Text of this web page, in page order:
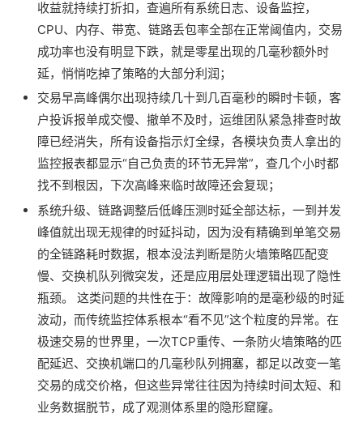
收益就持续打折扣，查遍所有系统日志、设备监控，
CPU、内存、带宽、链路丢包率全部在正常阈值内，交易
成功率也没有明显下跌，就是零星出现的几毫秒额外时
延，悄悄吃掉了策略的大部分利润；
交易早高峰偶尔出现持续几十到几百毫秒的瞬时卡顿，客
户投诉报单成交慢、撤单不及时，运维团队紧急排查时故
障已经消失，所有设备指示灯全绿，各模块负责人拿出的
监控报表都显示“自己负责的环节无异常”，查几个小时都
找不到根因，下次高峰来临时故障还会复现；
系统升级、链路调整后低峰压测时延全部达标，一到并发
峰值就出现无规律的时延抖动，因为没有精确到单笔交易
的全链路耗时数据，根本没法判断是防火墙策略匹配变
慢、交换机队列微突发，还是应用层处理逻辑出现了隐性
瓶颈。 这类问题的共性在于：故障影响的是毫秒级的时延
波动，而传统监控体系根本“看不见”这个粒度的异常。在
极速交易的世界里，一次TCP重传、一条防火墙策略的匹
配延迟、交换机端口的几毫秒队列拥塞，都足以改变一笔
交易的成交价格，但这些异常往往因为持续时间太短、和
业务数据脱节，成了观测体系里的隐形窟窿。